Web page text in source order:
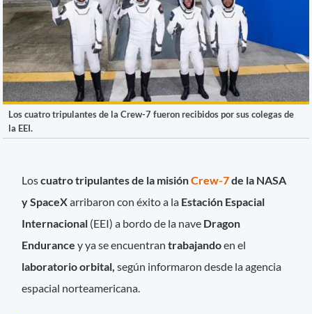
Los cuatro tripulantes de la Crew-7 fueron recibidos por sus colegas de
la EEI.
Loscuatro tripulantes de la misiónCrew-7de la NASA
y SpaceXarribaron con éxito a la Estación Espacial
Internacional (EEI) a bordo de la nave Dragon
Endurance y ya se encuentrantrabajandoen el
laboratorio orbital, según informaron desde la agencia
espacial norteamericana.